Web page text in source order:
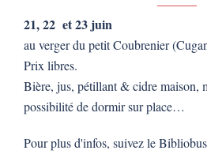
21, 22 et 23 juin
au verger du petit Coubrenier
Prix libres.
Bière, jus, pétillant & cidre maison,
possibilité de dormir sur place…
Pour plus d'infos, suivez le